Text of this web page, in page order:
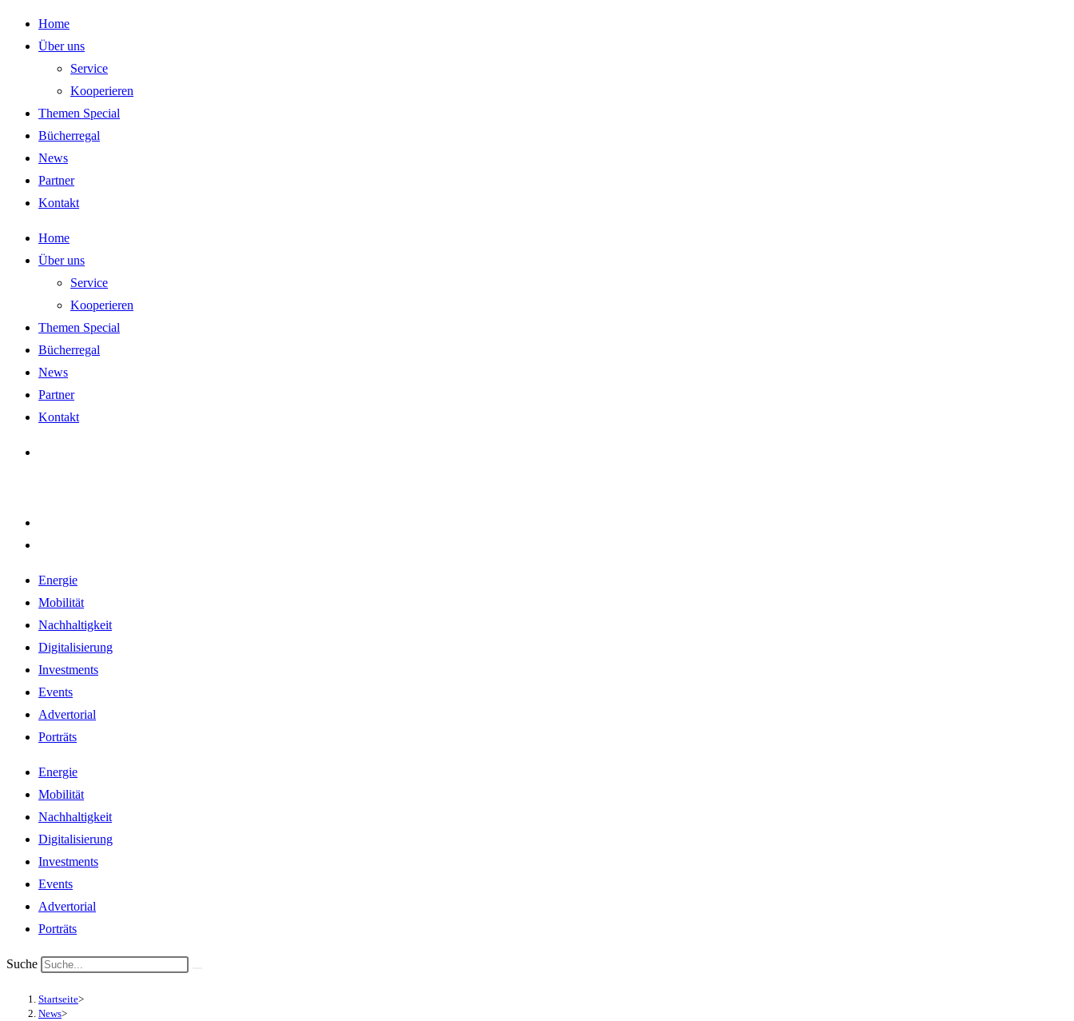
Zum
Inhalt
Home
Über uns
Service
Kooperieren
Themen Special
Bücherregal
News
Partner
Kontakt
Home
Über uns
Service
Kooperieren
Themen Special
Bücherregal
News
Partner
Kontakt
Energie
Mobilität
Nachhaltigkeit
Digitalisierung
Investments
Events
Advertorial
Porträts
Energie
Mobilität
Nachhaltigkeit
Digitalisierung
Investments
Events
Advertorial
Porträts
Suche
Startseite>
News>